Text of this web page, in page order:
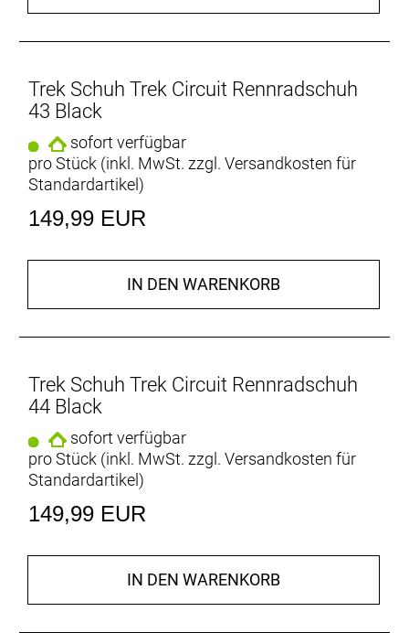
heißem Wetter.
Bereit zum Einklicke
Kompatibel mit 3-Loc
- Fasergehalt (Liner): 100% Polyester
- Fasergehalt (Sohle): 75 % Nylon, 25 % Glasfaser
Kunststoff, 5 % Polyester (Mesh)
Trek Schuh Trek Circuit Rennradschuh
43 Black
sofort verfügbar
pro Stück (inkl. MwSt. zzgl. Versandkosten für
Standardartikel)
149,99 EUR
IN DEN WARENKORB
Trek Schuh Trek Circuit Rennradschuh
44 Black
sofort verfügbar
pro Stück (inkl. MwSt. zzgl. Versandkosten für
Standardartikel)
149,99 EUR
IN DEN WARENKORB